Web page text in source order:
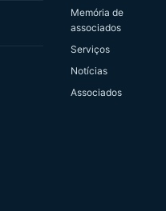
Memória de
associados
Serviços
Notícias
Associados